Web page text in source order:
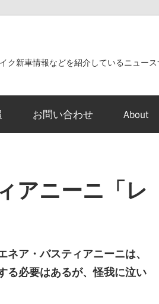
新車情報などを紹介しているニュース
お問い合わせ About
アニーニ「レ
ア・バスティアニーニは、
る必要はあるが、怪我に泣い